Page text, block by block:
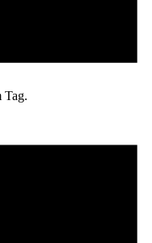
Tag.